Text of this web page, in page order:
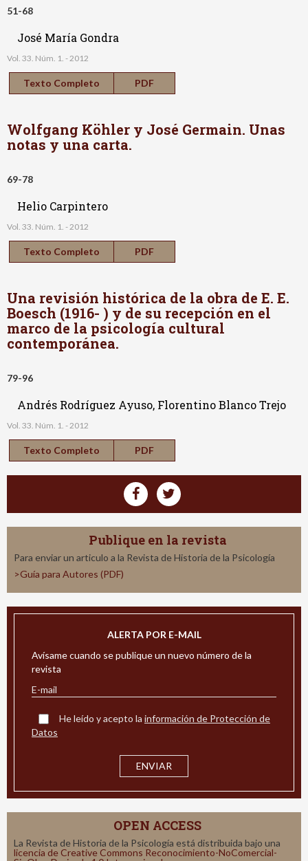
51-68
José María Gondra
Vol. 33. Núm. 1. - 2012
Texto Completo PDF
Wolfgang Köhler y José Germain. Unas
notas y una carta.
69-78
Helio Carpintero
Vol. 33. Núm. 1. - 2012
Texto Completo PDF
Una revisión histórica de la obra de E. E.
Boesch (1916- ) y de su recepción en el
marco de la psicología cultural
contemporánea.
79-96
Andrés Rodríguez Ayuso, Florentino Blanco Trejo
Vol. 33. Núm. 1. - 2012
Texto Completo PDF
Publique en la revista
Para enviar un articulo a la Revista de Historia de la Psicología
>Guía para Autores (PDF)
ALERTA POR E-MAIL
Avísame cuando se publique un nuevo número de la
revista
He leído y acepto la información de Protección de
Datos
OPEN ACCESS
La Revista de Historia de la Psicología está distribuida bajo una
licencia de Creative Commons Reconocimiento-NoComercial-